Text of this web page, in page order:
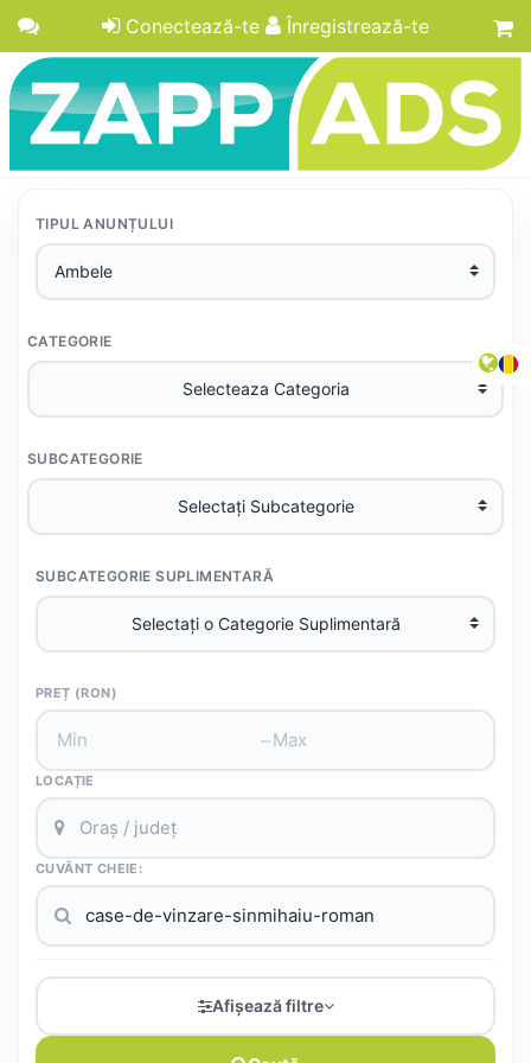
Conectează-te Înregistrează-te
TIPUL ANUNȚULUI
CATEGORIE
SUBCATEGORIE
SUBCATEGORIE SUPLIMENTARĂ
PREȚ (RON)
–
LOCAȚIE
CUVÂNT CHEIE:
Afișează filtre